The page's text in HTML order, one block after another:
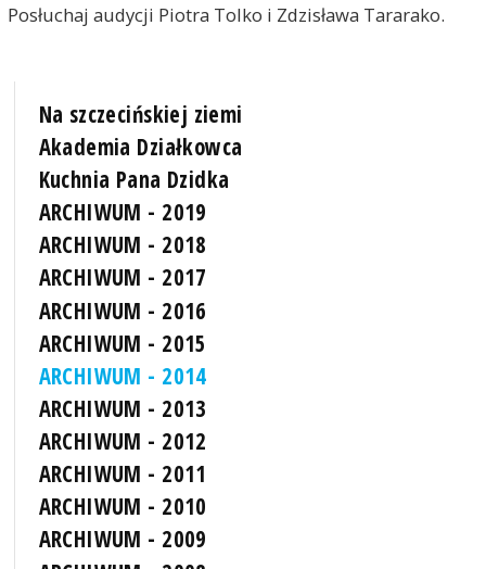
Posłuchaj audycji Piotra Tolko i Zdzisława Tararako.
Na szczecińskiej ziemi
Akademia Działkowca
Kuchnia Pana Dzidka
ARCHIWUM - 2019
ARCHIWUM - 2018
ARCHIWUM - 2017
ARCHIWUM - 2016
ARCHIWUM - 2015
ARCHIWUM - 2014
ARCHIWUM - 2013
ARCHIWUM - 2012
ARCHIWUM - 2011
ARCHIWUM - 2010
ARCHIWUM - 2009